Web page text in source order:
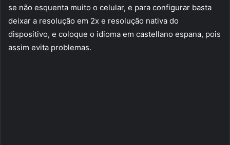
se não esquenta muito o celular, e para configurar basta
deixar a resolução em 2x e resolução nativa do
dispositivo, e coloque o idioma em castellano espana, pois
assim evita problemas.